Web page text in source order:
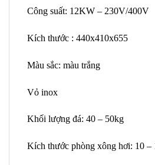
Công suất: 12KW – 230V/400V
Kích thước : 440x410x655
Màu sắc: màu trắng
Vỏ inox
Khối lượng đá: 40 – 50kg
Kích thước phòng xông hơi: 10 –